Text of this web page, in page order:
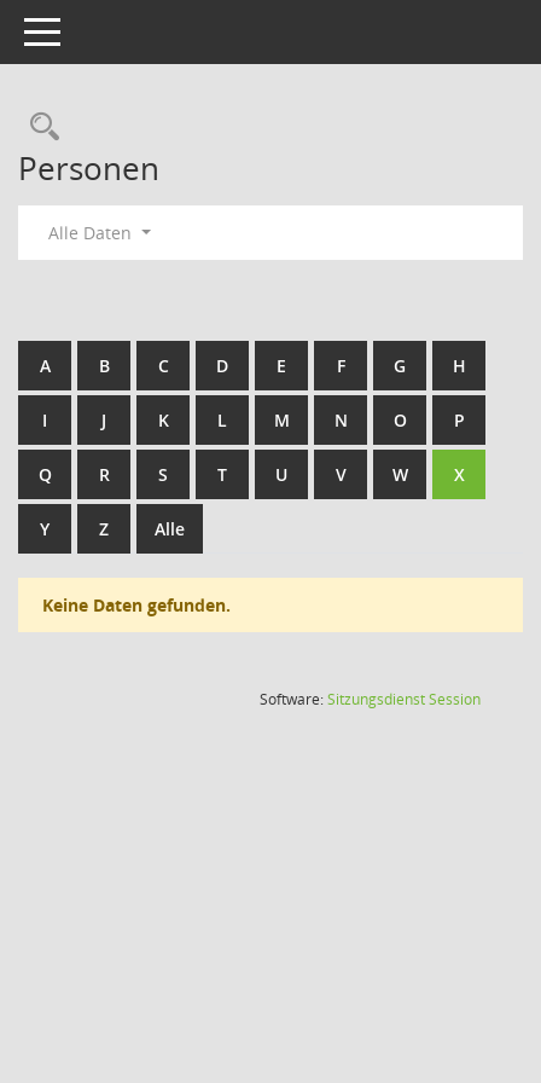
Toggle navigation
Rechercheauswahl
Personen
Alle Daten
A B C D E F G H
I J K L M N O P
Q R S T U V W X
Y Z Alle
Keine Daten gefunden.
Software:SitzungsdienstSession(Wird in